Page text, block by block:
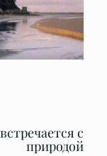
с
природой